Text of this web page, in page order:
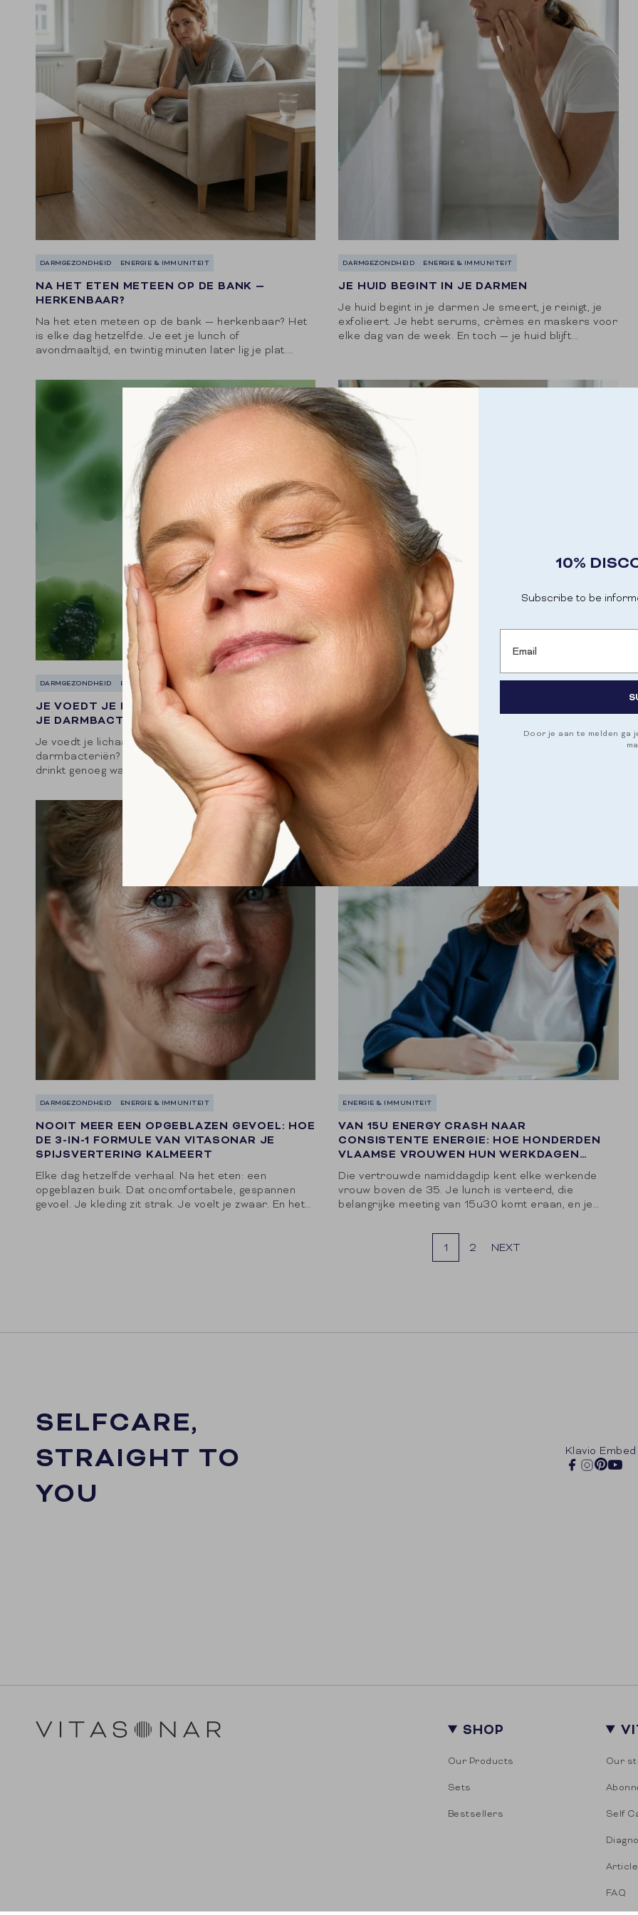
DARMGEZONDHEID ENERGIE & IMMUNITEIT
NA HET ETEN METEEN OP DE BANK —
HERKENBAAR?
Na het eten meteen op de bank — herkenbaar? Het
is elke dag hetzelfde. Je eet je lunch of
avondmaaltijd, en twintig minuten later lig je plat.
DARMGEZONDHEID ENERGIE & IMMUNITEIT
JE HUID BEGINT IN JE DARMEN
Je huid begint in je darmen Je smeert, je reinigt, je
exfolieert. Je hebt serums, crèmes en maskers voor
elke dag van de week. En toch — je huid blijft...
DARMGEZONDHEID ENERGIE & IMMUNITEIT
JE VOEDT JE LICHAAM — MAAR VOED JE OOK
JE DARMBACTERIËN?
Je voedt je lichaam — maar voed je ook je
darmbacteriën? Je eet gezond. Je beweegt. Je
drinkt genoeg water. Je let op je slaap. En toch — iets
DARMGEZONDHEID ENERGIE & IMMUNITEIT
ELKE DAG OM 14 UUR DIEZELFDE CRASH
Elke dag om 14 uur diezelfde crash Je kent het. Het
is twee uur 's middags, je zit achter je bureau of op
de bank, en opeens is het alsof...
DARMGEZONDHEID ENERGIE & IMMUNITEIT
NOOIT MEER EEN OPGEBLAZEN GEVOEL: HOE
DE 3-IN-1 FORMULE VAN VITASONAR JE
SPIJSVERTERING KALMEERT
Elke dag hetzelfde verhaal. Na het eten: een
opgeblazen buik. Dat oncomfortabele, gespannen
gevoel. Je kleding zit strak. Je voelt je zwaar. En het
ENERGIE & IMMUNITEIT
VAN 15U ENERGY CRASH NAAR
CONSISTENTE ENERGIE: HOE HONDERDEN
VLAAMSE VROUWEN HUN WERKDAGEN
TRANSFORMEERDEN
Die vertrouwde namiddagdip kent elke werkende
vrouw boven de 35. Je lunch is verteerd, die
belangrijke meeting van 15u30 komt eraan, en je
1 2 NEXT
SELFCARE,
STRAIGHT TO
YOU
Klavio
Facebook
Instagram
SHOP
Our Products
Sets
Bestsellers
Our
Self
FAQ
10%
Subscribe to be
Door je aan te melden ga